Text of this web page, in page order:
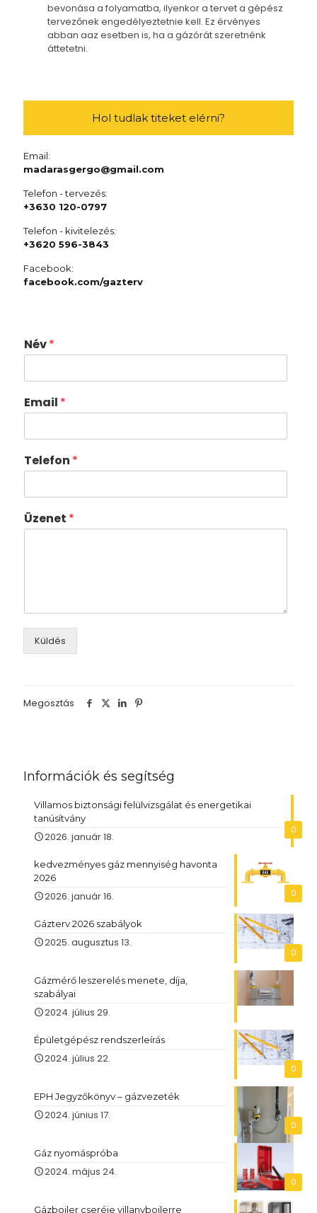
bevonása a folyamatba, ilyenkor a tervet a gépész
tervezőnek engedélyeztetnie kell. Ez érvényes
abban aaz esetben is, ha a gázórát szeretnénk
áttetetni.
Hol tudlak titeket elérni?
Email:
madarasgergo@gmail.com
Telefon - tervezés:
+3630 120-0797
Telefon - kivitelezés:
+3620 596-3843
Facebook:
facebook.com/gazterv
Név*
Email *
Telefon *
Üzenet *
Küldés
Megosztás
Információk és segítség
0
Villamos biztonsági felülvizsgálat és energetikai
tanúsítvány
2026. január 18.
0
kedvezményes gáz mennyiség havonta
2026
2026. január 16.
0
Gázterv 2026 szabályok
2025. augusztus 13.
Gázmérő leszerelés menete, díja,
szabályai
2024. július 29.
0
Épületgépész rendszerleírás
2024. július 22.
0
EPH Jegyzőkönyv – gázvezeték
2024. június 17.
0
Gáz nyomáspróba
2024. május 24.
Gázbojler cseréje villanybojlerre